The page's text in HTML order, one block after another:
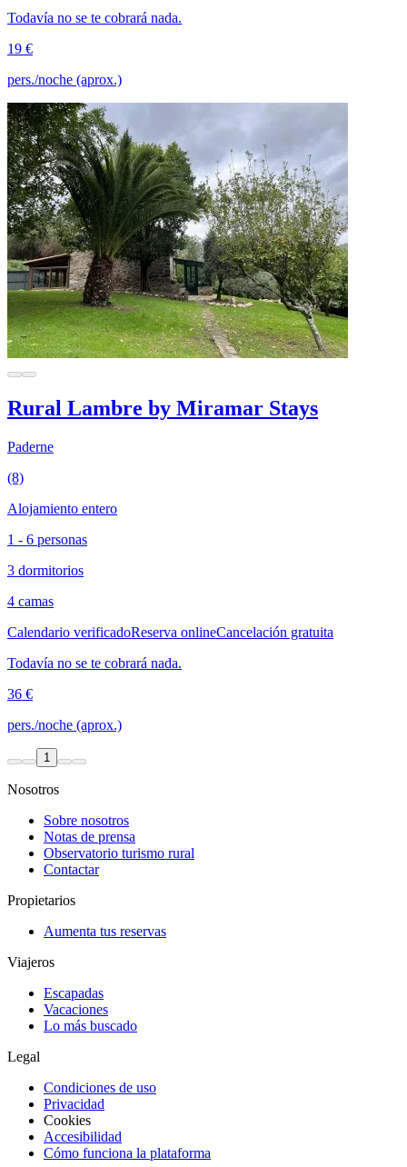
Todavía no se te cobrará nada.
19 €
pers./noche (aprox.)
Rural Lambre by Miramar Stays
Paderne
(8)
Alojamiento entero
1 - 6 personas
3 dormitorios
4 camas
Calendario verificadoReserva onlineCancelación gratuita
Todavía no se te cobrará nada.
36 €
pers./noche (aprox.)
1
Nosotros
Sobre nosotros
Notas de prensa
Observatorio turismo rural
Contactar
Propietarios
Aumenta tus reservas
Viajeros
Escapadas
Vacaciones
Lo más buscado
Legal
Condiciones de uso
Privacidad
Cookies
Accesibilidad
Cómo funciona la plataforma